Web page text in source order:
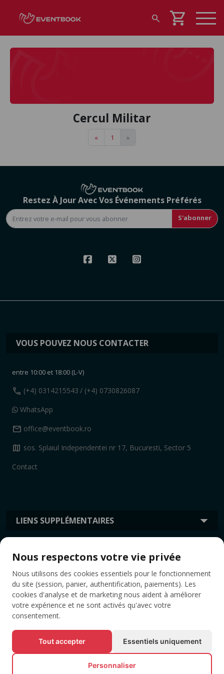
search shopping_cart
Cercul Militar
« 1 »
Restez À Jour Avec Vos Événements Préférés
S'abonner
LIENS SUPPLÉMENTAIRES
INFORMATION
VOUS POUVEZ NOUS CONTACTER
entre 10:00 et 18:00 (L-V)
call (+4) 0314215543 / (+4) 0730826087
WhatsApp
mail office@eventbook.ro
map sos. Splaiul Independentei nr 17, Bucuresti, Sector 5
Contact
ÉTIQUETTES
Nous respectons votre vie privée
Nous utilisons des cookies essentiels pour le fonctionnement
du site (session, panier, authentification, paiements). Les
cookies d'analyse et de marketing nous aident à améliorer
votre expérience et ne sont activés qu'avec votre
consentement.
Tout accepter Essentiels uniquement
Personnaliser